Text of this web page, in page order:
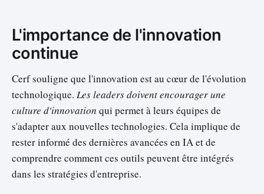
L'importance de l'innovation
continue
Cerf souligne que l'innovation est au cœur de l'évolution
technologique. Les leaders doivent encourager une
culture d'innovation qui permet à leurs équipes de
s'adapter aux nouvelles technologies. Cela implique de
rester informé des dernières avancées en IA et de
comprendre comment ces outils peuvent être intégrés
dans les stratégies d'entreprise.